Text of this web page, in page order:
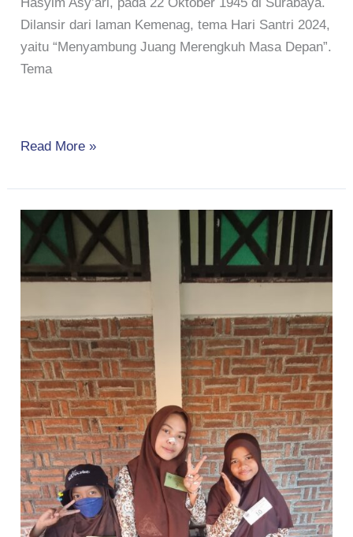
Dilansir dari laman Kemenag, tema Hari Santri 2024,
yaitu “Menyambung Juang Merengkuh Masa Depan”.
Tema
Read More »
MENGUKIR
SEJARAH
BARU,
PERTAMA
SEJAK
BERDIRI
CABDIN
VI
JAWA
TENGAH
MAJU
SELEKSI
NASIONAL
FLS2N